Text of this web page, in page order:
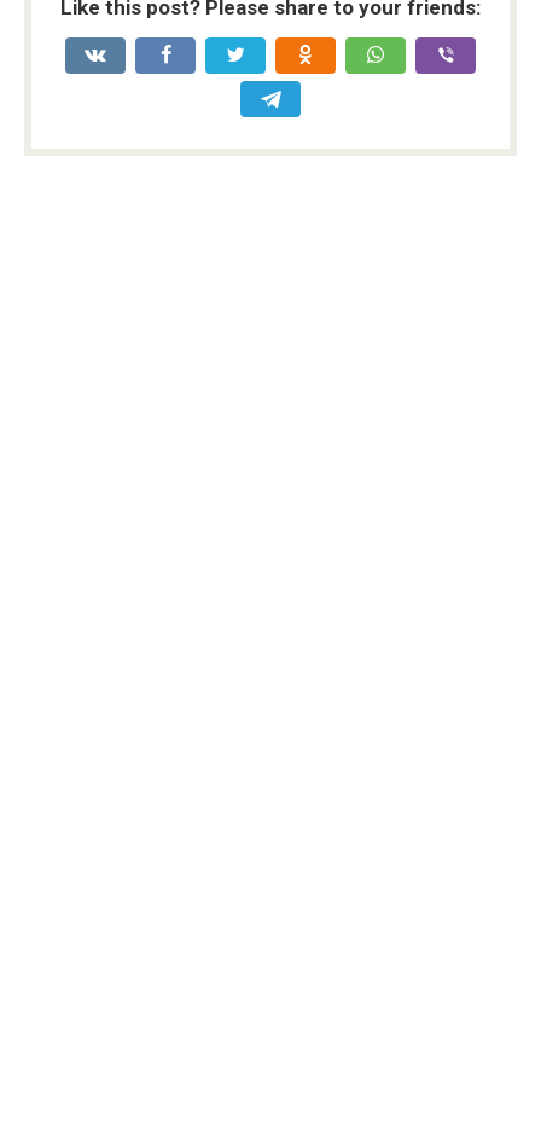
Like this post? Please share to your friends: